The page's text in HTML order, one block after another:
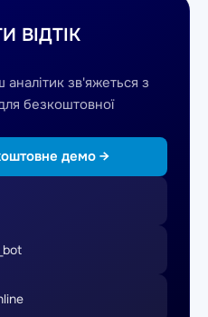
ВІДТІК
зв'яжеться з
безкоштовної
демо →